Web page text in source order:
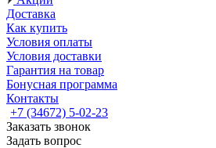
Доставка
Как купить
Условия оплаты
Условия доставки
Гарантия на товар
Бонусная программа
Контакты
+7 (34672) 5-02-23
Заказать звонок
Задать вопрос